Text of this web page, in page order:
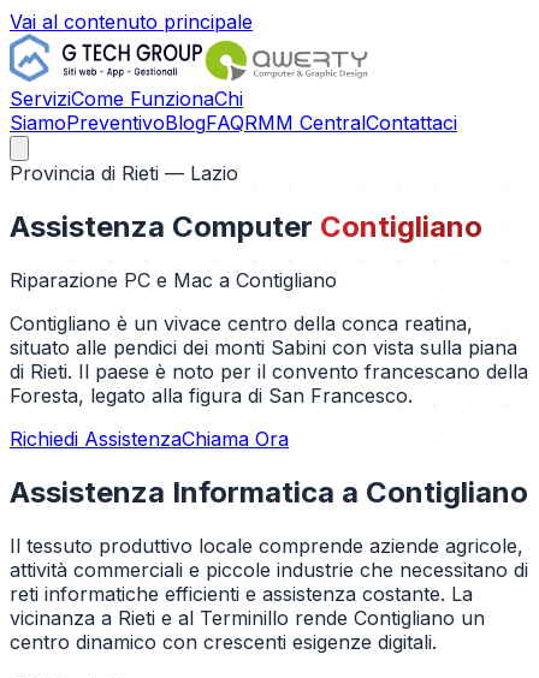
Vai al contenuto principale
ServiziCome FunzionaChi
SiamoPreventivoBlogFAQRMM CentralContattaci
Provincia di Rieti — Lazio
Assistenza Computer Contigliano
Riparazione PC e Mac a Contigliano
Contigliano è un vivace centro della conca reatina,
situato alle pendici dei monti Sabini con vista sulla piana
di Rieti. Il paese è noto per il convento francescano della
Foresta, legato alla figura di San Francesco.
Richiedi AssistenzaChiama Ora
Assistenza Informatica a Contigliano
Il tessuto produttivo locale comprende aziende agricole,
attività commerciali e piccole industrie che necessitano di
reti informatiche efficienti e assistenza costante. La
vicinanza a Rieti e al Terminillo rende Contigliano un
centro dinamico con crescenti esigenze digitali.